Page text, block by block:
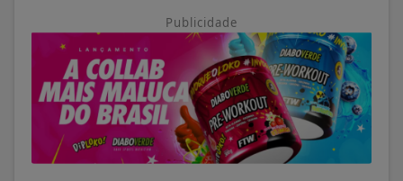
Publicidade